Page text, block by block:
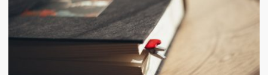
日"